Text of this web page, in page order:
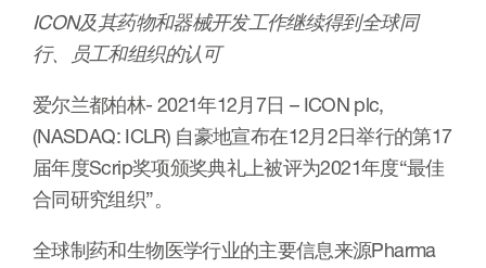
ICON及其药物和器械开发工作继续得到全球同
行、员工和组织的认可
爱尔兰都柏林- 2021年12月7日 – ICON plc,
(NASDAQ: ICLR) 自豪地宣布在12月2日举行的第17
届年度Scrip奖项颁奖典礼上被评为2021年度“最佳
合同研究组织”。
全球制药和生物医学行业的主要信息来源Pharma